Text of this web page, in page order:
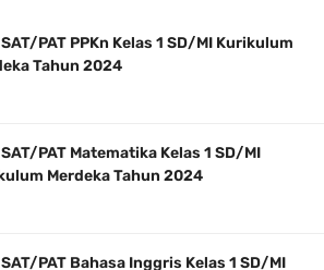
PAT PPKn Kelas 1 SD/MI Kurikulum
Tahun 2024
PAT Matematika Kelas 1 SD/MI
Merdeka Tahun 2024
PAT Bahasa Inggris Kelas 1 SD/MI